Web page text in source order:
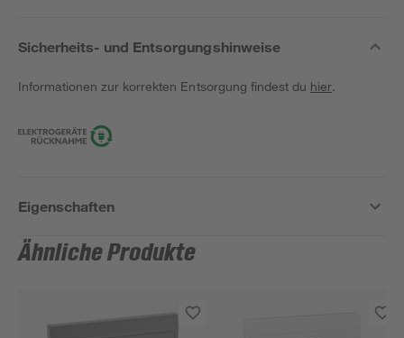
Sicherheits- und Entsorgungshinweise
Informationen zur korrekten Entsorgung findest du hier.
Eigenschaften
Ähnliche Produkte